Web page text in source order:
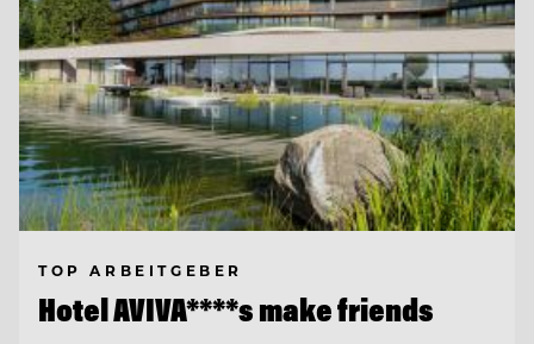
TOP ARBEITGEBER
Hotel AVIVA****s make friends